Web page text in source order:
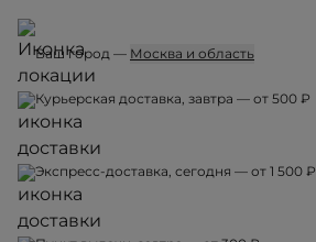
Ваш город — Москва и область
Курьерская доставка, завтра — от 500 ₽
Экспресс-доставка, сегодня — от 1 500 ₽